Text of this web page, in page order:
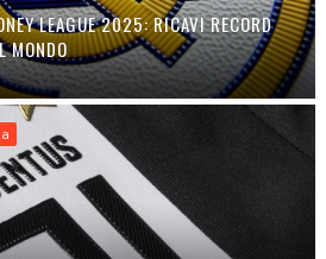
LEAGUE 2025: RICAVI RECORD
MONDO